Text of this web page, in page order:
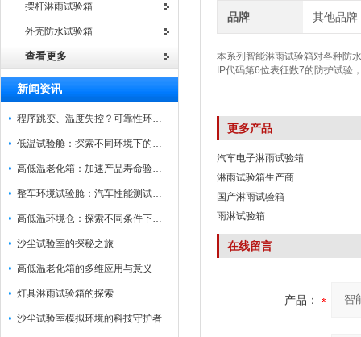
摆杆淋雨试验箱
外壳防水试验箱
查看更多
新闻资讯
程序跳变、温度失控？可靠性环境试验箱控制系统故障处理
低温试验舱：探索不同环境下的科技边界
高低温老化箱：加速产品寿命验证的可靠伙伴
整车环境试验舱：汽车性能测试的设备
高低温环境仓：探索不同条件下的科学奥秘
沙尘试验室的探秘之旅
高低温老化箱的多维应用与意义
灯具淋雨试验箱的探索
沙尘试验室模拟环境的科技守护者
品牌 其他品牌
本系列智能淋雨试验箱对各种防
IP代码第6位表征数7的防护试
更多产品
汽车电子淋雨试验箱
淋雨试验箱生产商
国产淋雨试验箱
雨淋试验箱
在线留言
产品：